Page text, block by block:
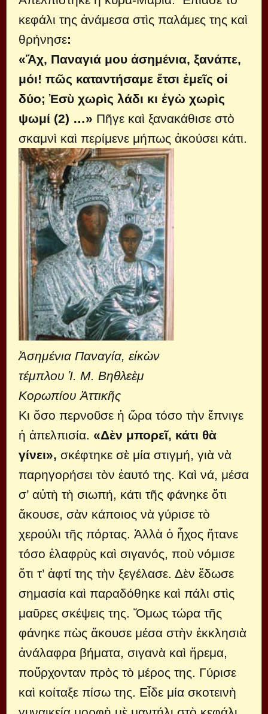
κεφάλι της ἀνάμεσα στὶς παλάμες της καὶ
θρήνησε:
«Ἄχ, Παναγιά μου ἀσημένια, ξανάπε,
μόι! πῶς καταντήσαμε ἔτσι ἐμεῖς οἱ
δύο; Ἐσὺ χωρὶς λάδι κι ἐγὼ χωρὶς
ψωμί (2) …» Πῆγε καὶ ξανακάθισε στὸ
σκαμνὶ καὶ περίμενε μήπως ἀκούσει κάτι.
Ἀσημένια Παναγία, εἰκὼν
τέμπλου Ἱ. Μ. Βηθλεὲμ
Κορωπίου Ἀττικῆς
Κι ὅσο περνοῦσε ἡ ὥρα τόσο τὴν ἔπνιγε
ἡ ἀπελπισία. «Δὲν μπορεῖ, κάτι θὰ
γίνει», σκέφτηκε σὲ μία στιγμή, γιὰ νὰ
παρηγορήσει τὸν ἑαυτό της. Καὶ νά, μέσα
σ’ αὐτὴ τὴ σιωπή, κάτι τῆς φάνηκε ὅτι
ἄκουσε, σὰν κάποιος νὰ γύρισε τὸ
χερούλι τῆς πόρτας. Ἀλλὰ ὁ ἦχος ἤτανε
τόσο ἐλαφρὺς καὶ σιγανός, ποὺ νόμισε
ὅτι τ’ ἀφτί της τὴν ξεγέλασε. Δὲν ἔδωσε
σημασία καὶ παραδόθηκε καὶ πάλι στὶς
μαῦρες σκέψεις της. Ὅμως τώρα τῆς
φάνηκε πὼς ἄκουσε μέσα στὴν ἐκκλησιὰ
ἀνάλαφρα βήματα, σιγανὰ καὶ ἤρεμα,
ποὔρχονταν πρὸς τὸ μέρος της. Γύρισε
καὶ κοίταξε πίσω της. Εἶδε μία σκοτεινὴ